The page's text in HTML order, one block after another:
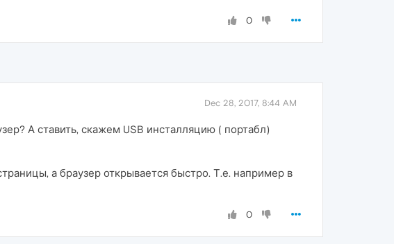
0
Dec 28, 2017, 8:44 AM
А ставить, скажем USB инсталляцию ( портабл)
а браузер открывается быстро. Т.е. например в
0